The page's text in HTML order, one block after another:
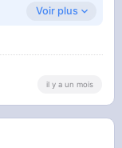
Voir plus
il y a un mois